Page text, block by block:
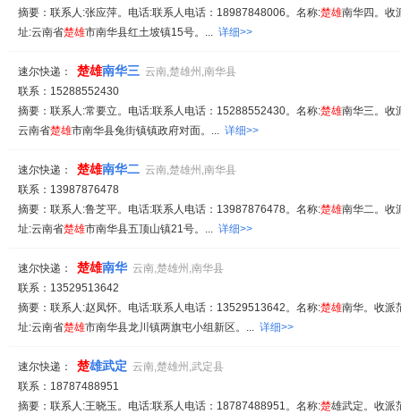
摘要：联系人:张应萍。电话:联系人电话：18987848006。名称:楚雄南华四。收
址:云南省楚雄市南华县红土坡镇15号。... 详细>>
速尔快递： 楚雄南华三 云南,楚雄州,南华县
联系：15288552430
摘要：联系人:常要立。电话:联系人电话：15288552430。名称:楚雄南华三。收
云南省楚雄市南华县兔街镇镇政府对面。... 详细>>
速尔快递： 楚雄南华二 云南,楚雄州,南华县
联系：13987876478
摘要：联系人:鲁芝平。电话:联系人电话：13987876478。名称:楚雄南华二。收
址:云南省楚雄市南华县五顶山镇21号。... 详细>>
速尔快递： 楚雄南华 云南,楚雄州,南华县
联系：13529513642
摘要：联系人:赵凤怀。电话:联系人电话：13529513642。名称:楚雄南华。收派
址:云南省楚雄市南华县龙川镇两旗屯小组新区。... 详细>>
速尔快递： 楚雄武定 云南,楚雄州,武定县
联系：18787488951
摘要：联系人:王晓玉。电话:联系人电话：18787488951。名称:楚雄武定。收派